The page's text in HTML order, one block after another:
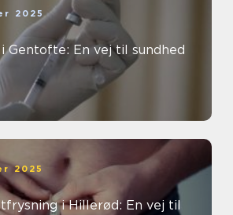
2025
Gentofte: En vej til sundhed
2025
i Hillerød: En vej til